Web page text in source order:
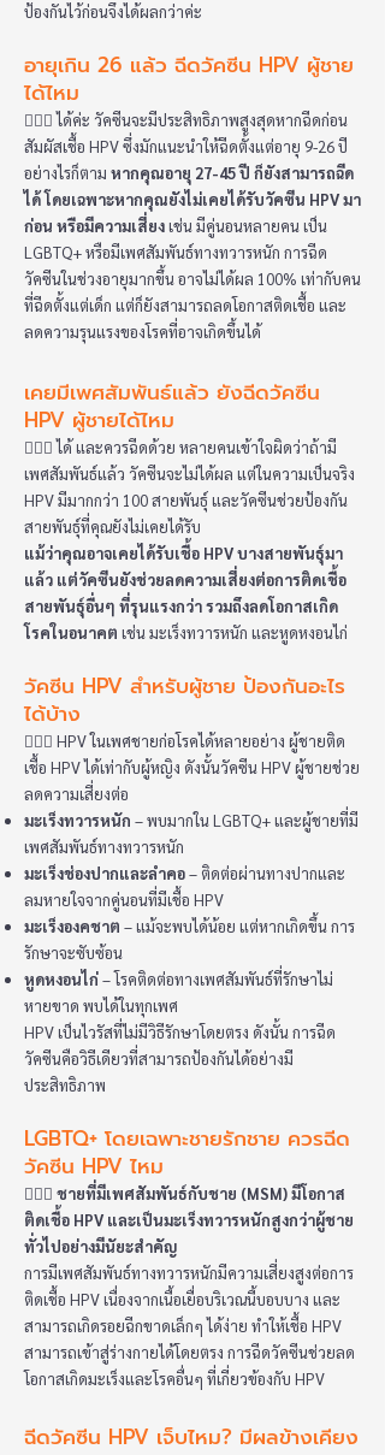
ป้องกันไว้ก่อนจึงได้ผลกว่าค่ะ
อายุเกิน 26 แล้ว ฉีดวัคซีน HPV ผู้ชาย
ได้ไหม
👩🏻‍⚕️ ได้ค่ะ วัคซีนจะมีประสิทธิภาพสูงสุดหากฉีดก่อน
สัมผัสเชื้อ HPV ซึ่งมักแนะนำให้ฉีดตั้งแต่อายุ 9-26 ปี
อย่างไรก็ตาม หากคุณอายุ 27-45 ปี ก็ยังสามารถฉีด
ได้ โดยเฉพาะหากคุณยังไม่เคยได้รับวัคซีน HPV มา
ก่อน หรือมีความเสี่ยงเช่น มีคู่นอนหลายคน เป็น
LGBTQ+ หรือมีเพศสัมพันธ์ทางทวารหนัก การฉีด
วัคซีนในช่วงอายุมากขึ้น อาจไม่ได้ผล 100% เท่ากับคน
ที่ฉีดตั้งแต่เด็ก แต่ก็ยังสามารถลดโอกาสติดเชื้อ และ
ลดความรุนแรงของโรคที่อาจเกิดขึ้นได้
เคยมีเพศสัมพันธ์แล้ว ยังฉีดวัคซีน
HPV ผู้ชายได้ไหม
👩🏻‍⚕️ ได้ และควรฉีดด้วย หลายคนเข้าใจผิดว่าถ้ามี
เพศสัมพันธ์แล้ว วัคซีนจะไม่ได้ผล แต่ในความเป็นจริง
HPV มีมากกว่า 100 สายพันธุ์ และวัคซีนช่วยป้องกัน
สายพันธุ์ที่คุณยังไม่เคยได้รับ
แม้ว่าคุณอาจเคยได้รับเชื้อ HPV บางสายพันธุ์มา
แล้ว แต่วัคซีนยังช่วยลดความเสี่ยงต่อการติดเชื้อ
สายพันธุ์อื่นๆ ที่รุนแรงกว่า รวมถึงลดโอกาสเกิด
โรคในอนาคต เช่น มะเร็งทวารหนัก และหูดหงอนไก่
วัคซีน HPV สำหรับผู้ชาย ป้องกันอะไร
ได้บ้าง
👩🏻‍⚕️ HPV ในเพศชายก่อโรคได้หลายอย่าง ผู้ชายติด
เชื้อ HPV ได้เท่ากับผู้หญิง ดังนั้นวัคซีน HPV ผู้ชายช่วย
ลดความเสี่ยงต่อ
มะเร็งทวารหนัก – พบมากใน LGBTQ+ และผู้ชายที่มี
เพศสัมพันธ์ทางทวารหนัก
มะเร็งช่องปากและลำคอ– ติดต่อผ่านทางปากและ
ลมหายใจจากคู่นอนที่มีเชื้อ HPV
มะเร็งองคชาต – แม้จะพบได้น้อย แต่หากเกิดขึ้น การ
รักษาจะซับซ้อน
หูดหงอนไก่– โรคติดต่อทางเพศสัมพันธ์ที่รักษาไม่
หายขาด พบได้ในทุกเพศ
HPV เป็นไวรัสที่ไม่มีวิธีรักษาโดยตรง ดังนั้น การฉีด
วัคซีนคือวิธีเดียวที่สามารถป้องกันได้อย่างมี
ประสิทธิภาพ
LGBTQ+ โดยเฉพาะชายรักชาย ควรฉีด
วัคซีน HPV ไหม
👩🏻‍⚕️ ชายที่มีเพศสัมพันธ์กับชาย (MSM) มีโอกาส
ติดเชื้อ HPV และเป็นมะเร็งทวารหนักสูงกว่าผู้ชาย
ทั่วไปอย่างมีนัยะสำคัญ
การมีเพศสัมพันธ์ทางทวารหนักมีความเสี่ยงสูงต่อการ
ติดเชื้อ HPV เนื่องจากเนื้อเยื่อบริเวณนี้บอบบาง และ
สามารถเกิดรอยฉีกขาดเล็กๆ ได้ง่าย ทำให้เชื้อ HPV
สามารถเข้าสู่ร่างกายได้โดยตรง การฉีดวัคซีนช่วยลด
โอกาสเกิดมะเร็งและโรคอื่นๆ ที่เกี่ยวข้องกับ HPV
ฉีดวัคซีน HPV เจ็บไหม? มีผลข้างเคียง